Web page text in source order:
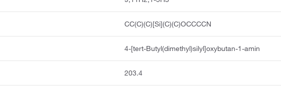
CC(C)(C)[Si](C)(C)OCCCCN
4-[tert-Butyl(dimethyl)silyl]oxybutan-1-amin
203.4